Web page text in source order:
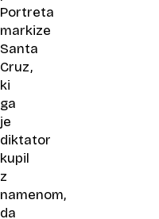
Portreta
markize
Santa
Cruz,
ki
ga
je
diktator
kupil
z
namenom,
da